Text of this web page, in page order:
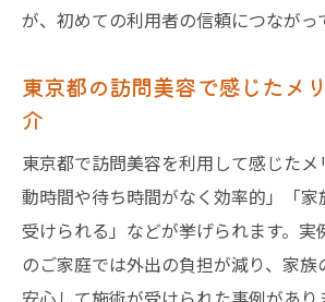
高齢者におすすめの訪問美容
家族のケアに役立つ訪問美
家族向け訪問美容のメリッ
訪問美容 高齢者や家族の満
訪問美容 介護家庭での活用
訪問美容体験を通じた満足の秘
が、初めての利用者の信頼につながっ
東京都の訪問美容で感じたメ
介
東京都で訪問美容を利用して感じた
動時間や待ち時間がなく効率的」「家
受けられる」などが挙げられます。実
のご家庭では外出の負担が減り、家族